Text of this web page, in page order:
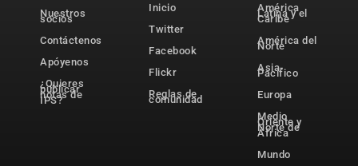
Nuestros
socios
Contáctenos
Apóyenos
¿Quieres
publicar
notas de
IPS?
Inicio
Twitter
Facebook
Flickr
Reglas de
comunidad
América
Latina y el
Caribe
América del
Norte
Asia-
Pacífico
Europa
Medio
Oriente y
Norte de
África
Mundo